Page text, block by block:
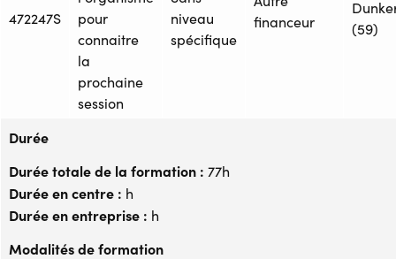
472247S
pour
connaitre
la
prochaine
session
niveau
spécifique
financeur
(59)
Durée
Durée totale de la formation : 77h
Durée en centre : h
Durée en entreprise : h
Modalités de formation